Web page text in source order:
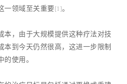
一领域至关重要[1]。
本，由于大规模提供这种疗法对技
本到今天仍然很高，这进一步限制
的使用。